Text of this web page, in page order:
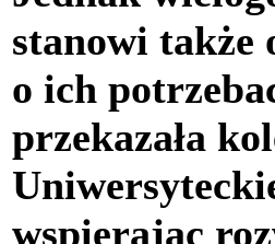
stanowi także
o ich
przekazała
wspierając